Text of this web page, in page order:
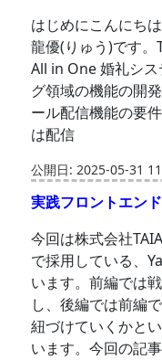
はじめにこんにち
龍優(りゅう)です。
All in One 婚礼シ
グ領域の機能の開
ール配信機能の要
は配信
公開日: 2025-05-31
実践フロントエン
今回は株式会社
で採用している、
います。前編では
し、後編では前編
紐づけていくかと
います。今回の記